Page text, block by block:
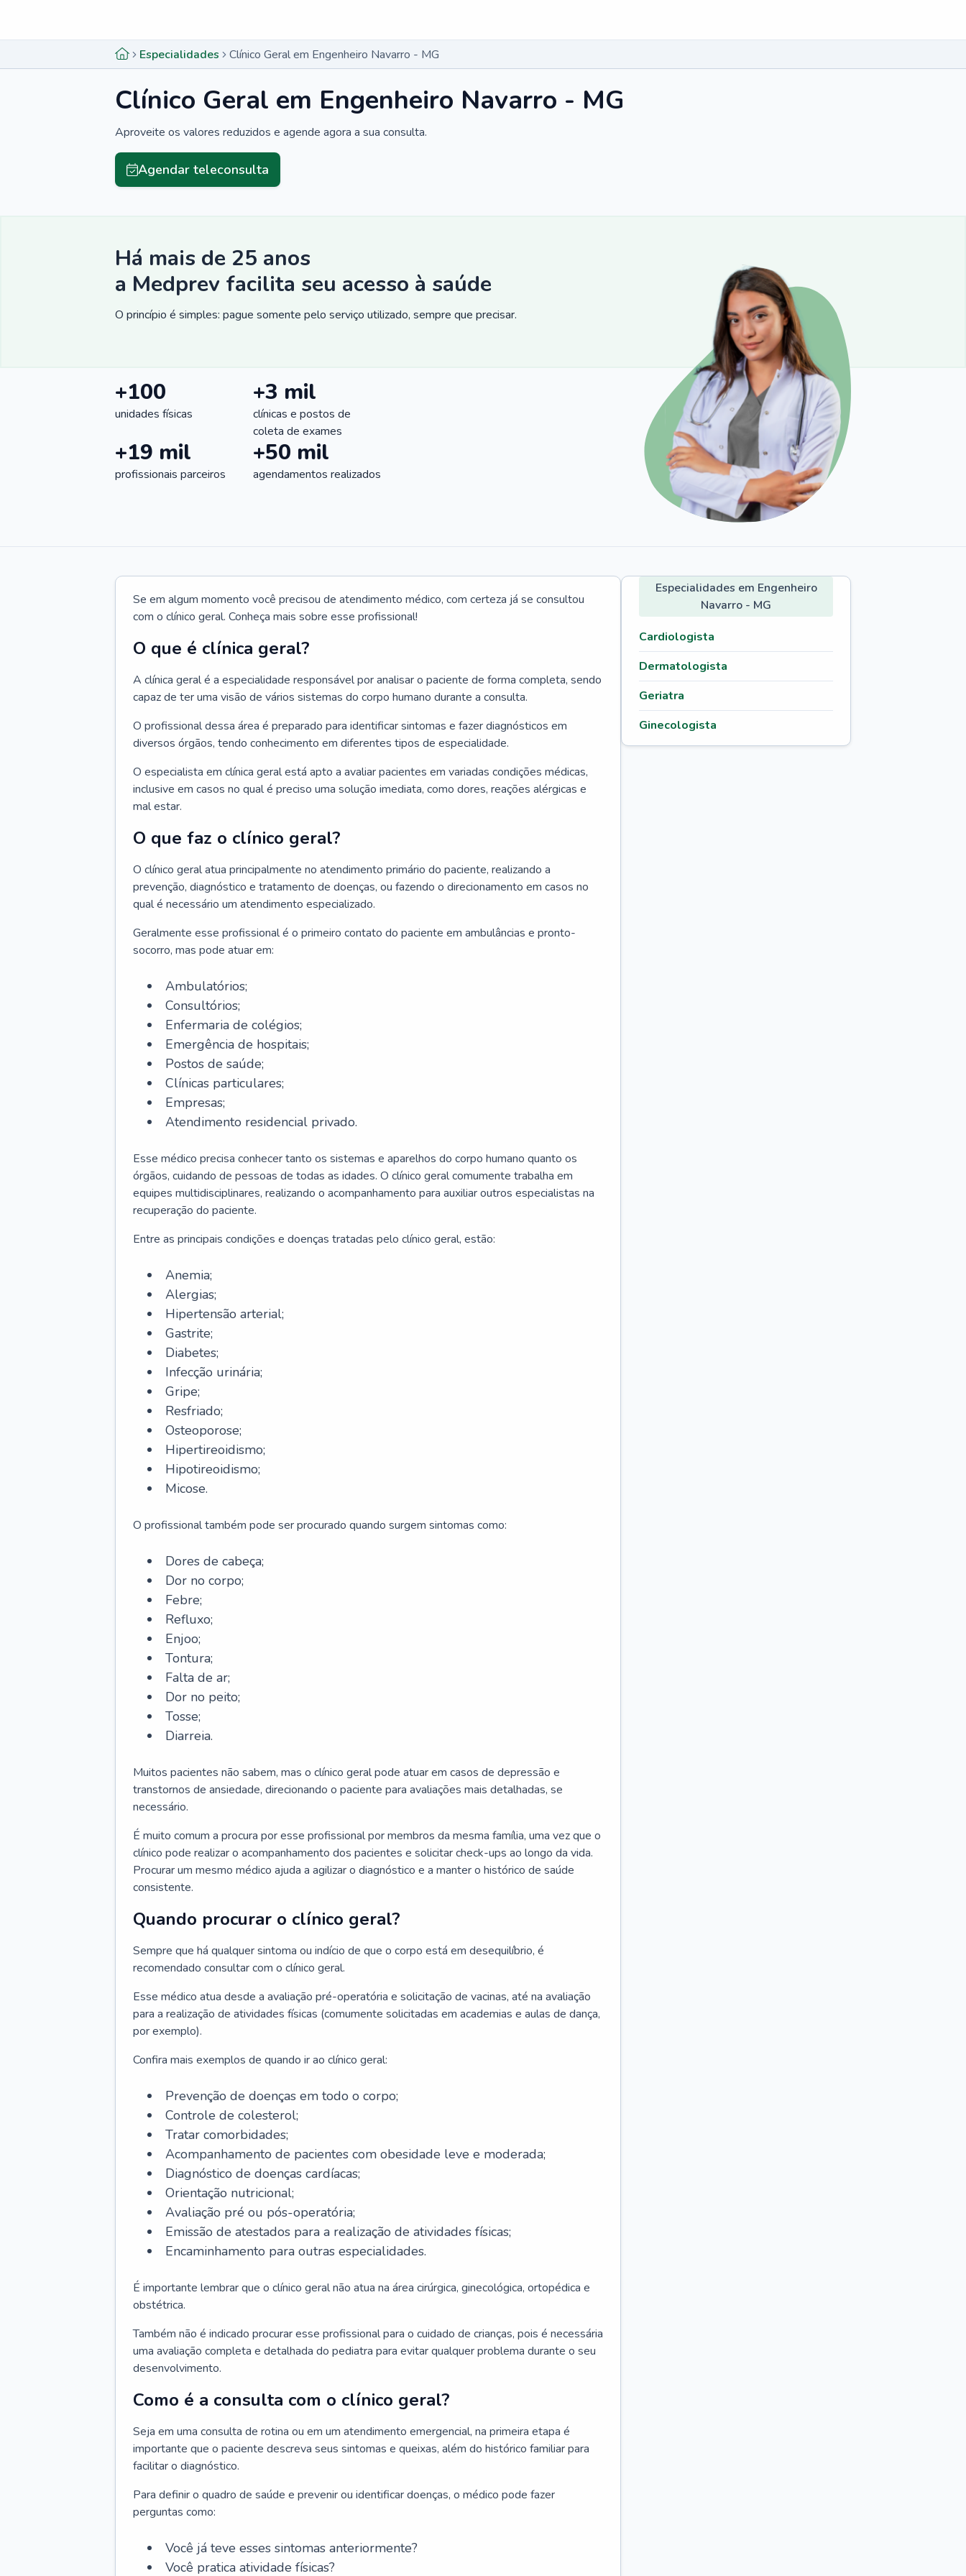
Especialidades Clínico Geral em Engenheiro Navarro - MG
Clínico Geral em Engenheiro Navarro - MG
Aproveite os valores reduzidos e agende agora a sua consulta.
Agendar teleconsulta
Há mais de 25 anos
a Medprev facilita seu acesso à saúde
O princípio é simples: pague somente pelo serviço utilizado, sempre que precisar.
+100
unidades físicas
+3 mil
clínicas e postos de
coleta de exames
+19 mil
profissionais parceiros
+50 mil
agendamentos realizados
Se em algum momento você precisou de atendimento médico, com certeza já se consultou
com o clínico geral. Conheça mais sobre esse profissional!
O que é clínica geral?
A clínica geral é a especialidade responsável por analisar o paciente de forma completa, sendo
capaz de ter uma visão de vários sistemas do corpo humano durante a consulta.
O profissional dessa área é preparado para identificar sintomas e fazer diagnósticos em
diversos órgãos, tendo conhecimento em diferentes tipos de especialidade.
O especialista em clínica geral está apto a avaliar pacientes em variadas condições médicas,
inclusive em casos no qual é preciso uma solução imediata, como dores, reações alérgicas e
mal estar.
O que faz o clínico geral?
O clínico geral atua principalmente no atendimento primário do paciente, realizando a
prevenção, diagnóstico e tratamento de doenças, ou fazendo o direcionamento em casos no
qual é necessário um atendimento especializado.
Geralmente esse profissional é o primeiro contato do paciente em ambulâncias e pronto-
socorro, mas pode atuar em:
Ambulatórios;
Consultórios;
Enfermaria de colégios;
Emergência de hospitais;
Postos de saúde;
Clínicas particulares;
Empresas;
Atendimento residencial privado.
Esse médico precisa conhecer tanto os sistemas e aparelhos do corpo humano quanto os
órgãos, cuidando de pessoas de todas as idades. O clínico geral comumente trabalha em
equipes multidisciplinares, realizando o acompanhamento para auxiliar outros especialistas na
recuperação do paciente.
Entre as principais condições e doenças tratadas pelo clínico geral, estão:
Anemia;
Alergias;
Hipertensão arterial;
Gastrite;
Diabetes;
Infecção urinária;
Gripe;
Resfriado;
Osteoporose;
Hipertireoidismo;
Hipotireoidismo;
Micose.
O profissional também pode ser procurado quando surgem sintomas como:
Dores de cabeça;
Dor no corpo;
Febre;
Refluxo;
Enjoo;
Tontura;
Falta de ar;
Dor no peito;
Tosse;
Diarreia.
Muitos pacientes não sabem, mas o clínico geral pode atuar em casos de depressão e
transtornos de ansiedade, direcionando o paciente para avaliações mais detalhadas, se
necessário.
É muito comum a procura por esse profissional por membros da mesma família, uma vez que o
clínico pode realizar o acompanhamento dos pacientes e solicitar check-ups ao longo da vida.
Procurar um mesmo médico ajuda a agilizar o diagnóstico e a manter o histórico de saúde
consistente.
Quando procurar o clínico geral?
Sempre que há qualquer sintoma ou indício de que o corpo está em desequilíbrio, é
recomendado consultar com o clínico geral.
Esse médico atua desde a avaliação pré-operatória e solicitação de vacinas, até na avaliação
para a realização de atividades físicas (comumente solicitadas em academias e aulas de dança,
por exemplo).
Confira mais exemplos de quando ir ao clínico geral:
Prevenção de doenças em todo o corpo;
Controle de colesterol;
Tratar comorbidades;
Acompanhamento de pacientes com obesidade leve e moderada;
Diagnóstico de doenças cardíacas;
Orientação nutricional;
Avaliação pré ou pós-operatória;
Emissão de atestados para a realização de atividades físicas;
Encaminhamento para outras especialidades.
É importante lembrar que o clínico geral não atua na área cirúrgica, ginecológica, ortopédica e
obstétrica.
Também não é indicado procurar esse profissional para o cuidado de crianças, pois é necessária
uma avaliação completa e detalhada do pediatra para evitar qualquer problema durante o seu
desenvolvimento.
Como é a consulta com o clínico geral?
Seja em uma consulta de rotina ou em um atendimento emergencial, na primeira etapa é
importante que o paciente descreva seus sintomas e queixas, além do histórico familiar para
facilitar o diagnóstico.
Para definir o quadro de saúde e prevenir ou identificar doenças, o médico pode fazer
perguntas como:
Você já teve esses sintomas anteriormente?
Você pratica atividade físicas?
Especialidades em Engenheiro
Navarro - MG
Cardiologista
Dermatologista
Geriatra
Ginecologista